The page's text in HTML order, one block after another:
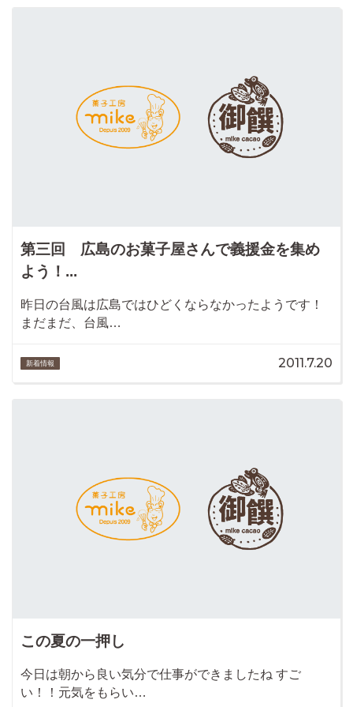
第三回 広島のお菓子屋さんで義援金を集め
よう！...
昨日の台風は広島ではひどくならなかったようです！
まだまだ、台風…
新着情報 2011.7.20
この夏の一押し
今日は朝から良い気分で仕事ができましたね すご
い！！元気をもらい…